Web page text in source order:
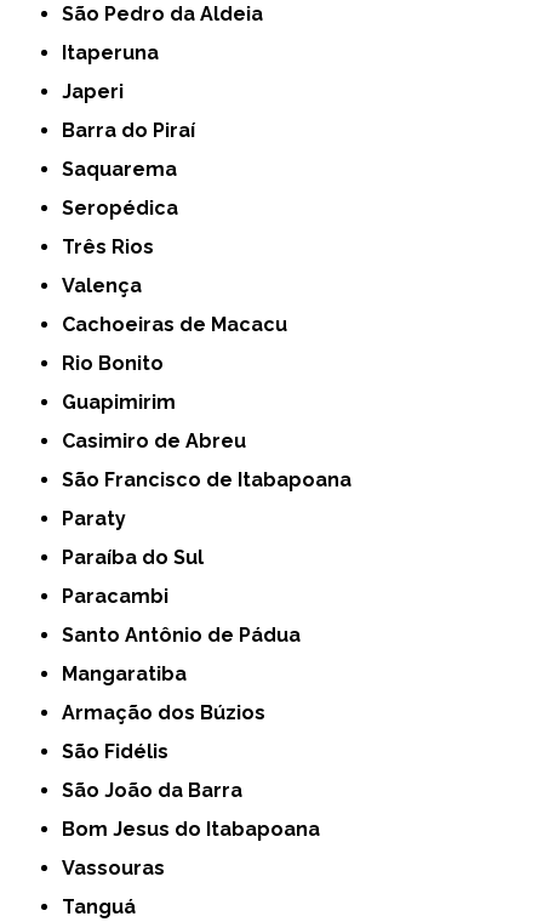
São Pedro da Aldeia
Itaperuna
Japeri
Barra do Piraí
Saquarema
Seropédica
Três Rios
Valença
Cachoeiras de Macacu
Rio Bonito
Guapimirim
Casimiro de Abreu
São Francisco de Itabapoana
Paraty
Paraíba do Sul
Paracambi
Santo Antônio de Pádua
Mangaratiba
Armação dos Búzios
São Fidélis
São João da Barra
Bom Jesus do Itabapoana
Vassouras
Tanguá